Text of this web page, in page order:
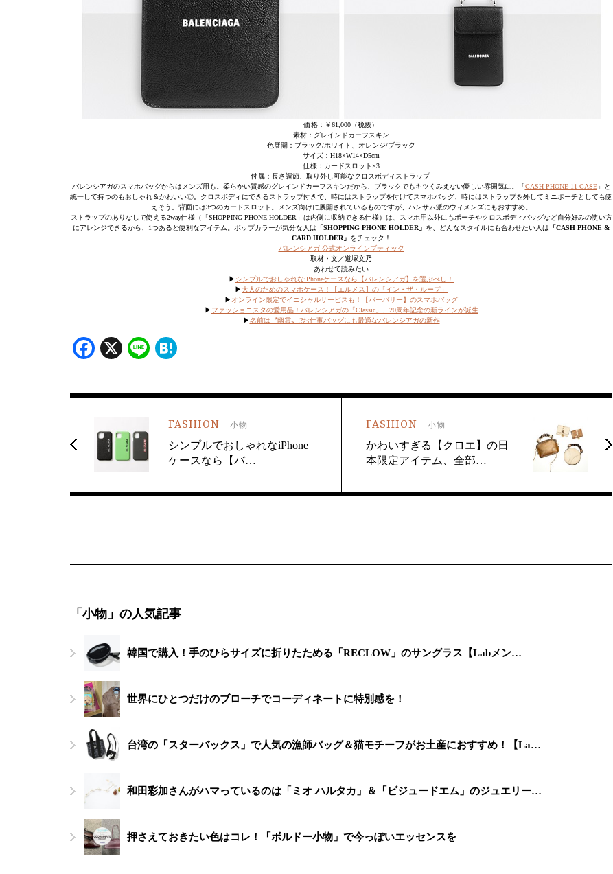
価格：￥61,000（税抜）
素材：グレインドカーフスキン
色展開：ブラック/ホワイト、オレンジ/ブラック
サイズ：H18×W14×D5cm
仕様：カードスロット×3
付属：長さ調節、取り外し可能なクロスボディストラップ
バレンシアガのスマホバッグからはメンズ用も。柔らかい質感のグレインドカーフスキンだから、ブラックでもキツくみえない優しい雰囲気に。「CASH PHONE 11 CASE」と
統一して持つのもおしゃれ＆かわいい◎。クロスボディにできるストラップ付きで、時にはストラップを付けてスマホバッグ、時にはストラップを外してミニポーチとしても使
えそう。背面には3つのカードスロット。メンズ向けに展開されているものですが、ハンサム派のウィメンズにもおすすめ。
ストラップのありなしで使える2way仕様（「SHOPPING PHONE HOLDER」は内側に収納できる仕様）は、スマホ用以外にもポーチやクロスボディバッグなど自分好みの使い方
にアレンジできるから、1つあると便利なアイテム。ポップカラーが気分な人は 「SHOPPING PHONE HOLDER」 を、どんなスタイルにも合わせたい人は 「CASH PHONE &
CARD HOLDER」 をチェック！
バレンシアガ 公式オンラインブティック
取材・文／道塚文乃
あわせて読みたい
▶︎ シンプルでおしゃれなiPhoneケースなら【バレンシアガ】を選ぶべし！
▶大人のためのスマホケース！【エルメス】の「イン・ザ・ループ」
▶ オンライン限定でイニシャルサービスも！【バーバリー】のスマホバッグ
▶ ファッショニスタの愛用品！バレンシアガの「Classic」、20周年記念の新ラインが誕生
▶名前は〝幽霊〟!?お仕事バッグにも最適なバレンシアガの新作
Facebook
X Line
FASHION 小物
シンプルでおしゃれなiPhone
ケースなら【バ…
FASHION 小物
かわいすぎる【クロエ】の日
本限定アイテム、全部…
「小物」の人気記事
韓国で購入！手のひらサイズに折りたためる「RECLOW」のサングラス【Labメン…
世界にひとつだけのブローチでコーディネートに特別感を！
台湾の「スターバックス」で人気の漁師バッグ＆猫モチーフがお土産におすすめ！【La…
和田彩加さんがハマっているのは「ミオ ハルタカ」＆「ビジュードエム」のジュエリー…
押さえておきたい色はコレ！「ボルドー小物」で今っぽいエッセンスを